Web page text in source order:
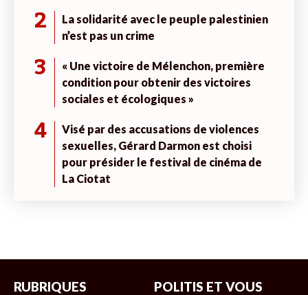
2
La solidarité avec le peuple palestinien
n’est pas un crime
3
« Une victoire de Mélenchon, première
condition pour obtenir des victoires
sociales et écologiques »
4
Visé par des accusations de violences
sexuelles, Gérard Darmon est choisi
pour présider le festival de cinéma de
La Ciotat
RUBRIQUES POLITIS ET VOUS